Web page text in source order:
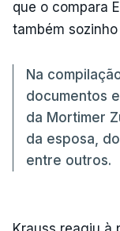
que o compara
também
Na
documentos
da Mortimer
da esposa,
entre outros.